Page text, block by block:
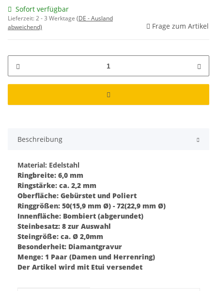
Sofort verfügbar
Lieferzeit:2 - 3 Werktage (DE - Ausland
abweichend)
Frage zum Artikel
Beschreibung
Material: Edelstahl
Ringbreite: 6,0 mm
Ringstärke: ca. 2,2 mm
Oberfläche: Gebürstet und Poliert
Ringgrößen: 50(15,9 mm Ø) - 72(22,9 mm Ø)
Innenfläche: Bombiert (abgerundet)
Steinbesatz: 8 zur Auswahl
Steingröße: ca. Ø 2,0mm
Besonderheit: Diamantgravur
Menge: 1 Paar (Damen und Herrenring)
Der Artikel wird mit Etui versendet